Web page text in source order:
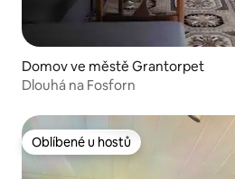
Domov ve městě Grantorpet
Dlouhá na Fosforn
Oblíbené u hostů
Oblíbené u hostů